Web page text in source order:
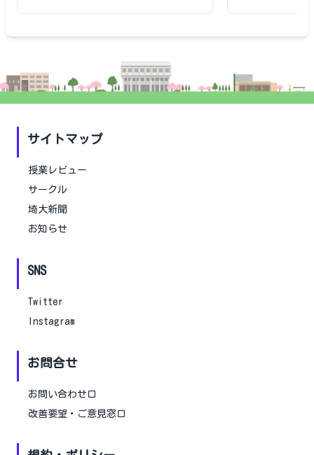
サイトマップ
授業レビュー
サークル
埼大新聞
お知らせ
SNS
Twitter
Instagram
お問合せ
お問い合わせ口
改善要望・ご意見窓口